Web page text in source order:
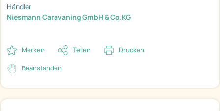
Händler
Niesmann Caravaning GmbH & Co.KG
Merken Teilen Drucken
Beanstanden